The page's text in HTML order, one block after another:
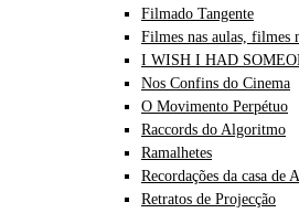
Filmado Tangente
Filmes nas aulas, filmes
I WISH I HAD
Nos Confins do Cinema
O Movimento Perpétuo
Raccords do Algoritmo
Ramalhetes
Recordações da casa de
Retratos de Projecção